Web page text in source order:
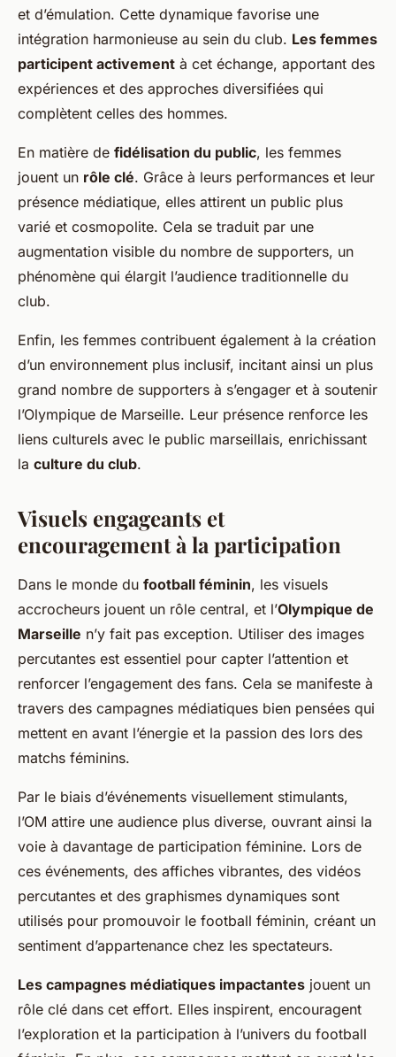
et d’émulation. Cette dynamique favorise une
intégration harmonieuse au sein du club. Les femmes
participent activement à cet échange, apportant des
expériences et des approches diversifiées qui
complètent celles des hommes.
En matière de fidélisation du public, les femmes
jouent un rôle clé. Grâce à leurs performances et leur
présence médiatique, elles attirent un public plus
varié et cosmopolite. Cela se traduit par une
augmentation visible du nombre de supporters, un
phénomène qui élargit l’audience traditionnelle du
club.
Enfin, les femmes contribuent également à la création
d’un environnement plus inclusif, incitant ainsi un plus
grand nombre de supporters à s’engager et à soutenir
l’Olympique de Marseille. Leur présence renforce les
liens culturels avec le public marseillais, enrichissant
la culture du club.
Visuels engageants et
encouragement à la participation
Dans le monde du football féminin, les visuels
accrocheurs jouent un rôle central, et l’Olympique de
Marseille n’y fait pas exception. Utiliser des images
percutantes est essentiel pour capter l’attention et
renforcer l’engagement des fans. Cela se manifeste à
travers des campagnes médiatiques bien pensées qui
mettent en avant l’énergie et la passion des lors des
matchs féminins.
Par le biais d’événements visuellement stimulants,
l’OM attire une audience plus diverse, ouvrant ainsi la
voie à davantage de participation féminine. Lors de
ces événements, des affiches vibrantes, des vidéos
percutantes et des graphismes dynamiques sont
utilisés pour promouvoir le football féminin, créant un
sentiment d’appartenance chez les spectateurs.
Les campagnes médiatiques impactantes jouent un
rôle clé dans cet effort. Elles inspirent, encouragent
l’exploration et la participation à l’univers du football